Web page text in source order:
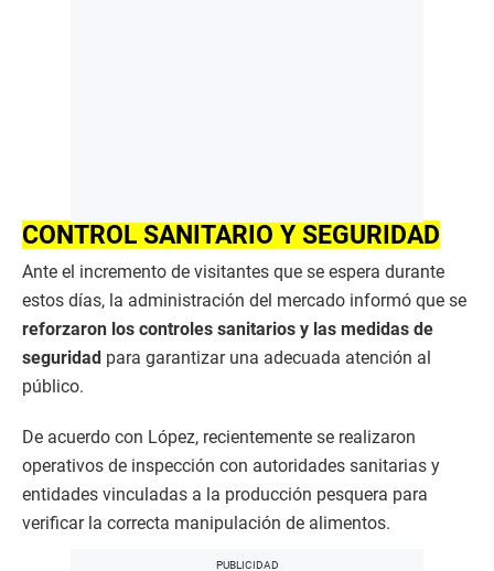
CONTROL SANITARIO Y SEGURIDAD
Ante el incremento de visitantes que se espera durante
estos días, la administración del mercado informó que se
reforzaron los controles sanitarios y las medidas de
seguridad para garantizar una adecuada atención al
público.
De acuerdo con López, recientemente se realizaron
operativos de inspección con autoridades sanitarias y
entidades vinculadas a la producción pesquera para
verificar la correcta manipulación de alimentos.